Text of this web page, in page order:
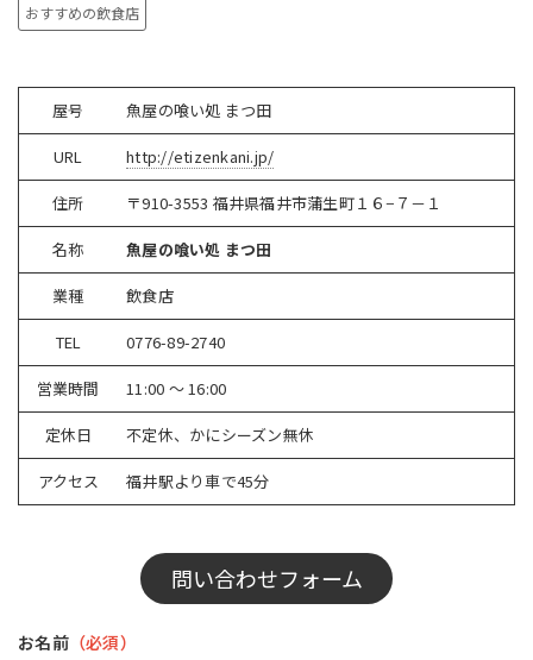
おすすめの飲食店
屋号 魚屋の喰い処 まつ田
URL http://etizenkani.jp/
住所 〒910-3553 福井県福井市蒲生町１６−７－１
名称 魚屋の喰い処 まつ田
業種 飲食店
TEL 0776-89-2740
営業時間 11:00 ～ 16:00
定休日 不定休、かにシーズン無休
アクセス 福井駅より車で45分
問い合わせフォーム
お名前（必須）